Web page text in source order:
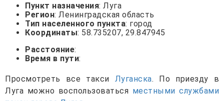
Пункт назначения: Луга
Регион: Ленинградская область
Тип населенного пункта: город
Координаты: 58.735207, 29.847945
Расстояние:
Время в пути:
Просмотреть все такси Луганска. По приезду в
Луга можно воспользоваться местными службами